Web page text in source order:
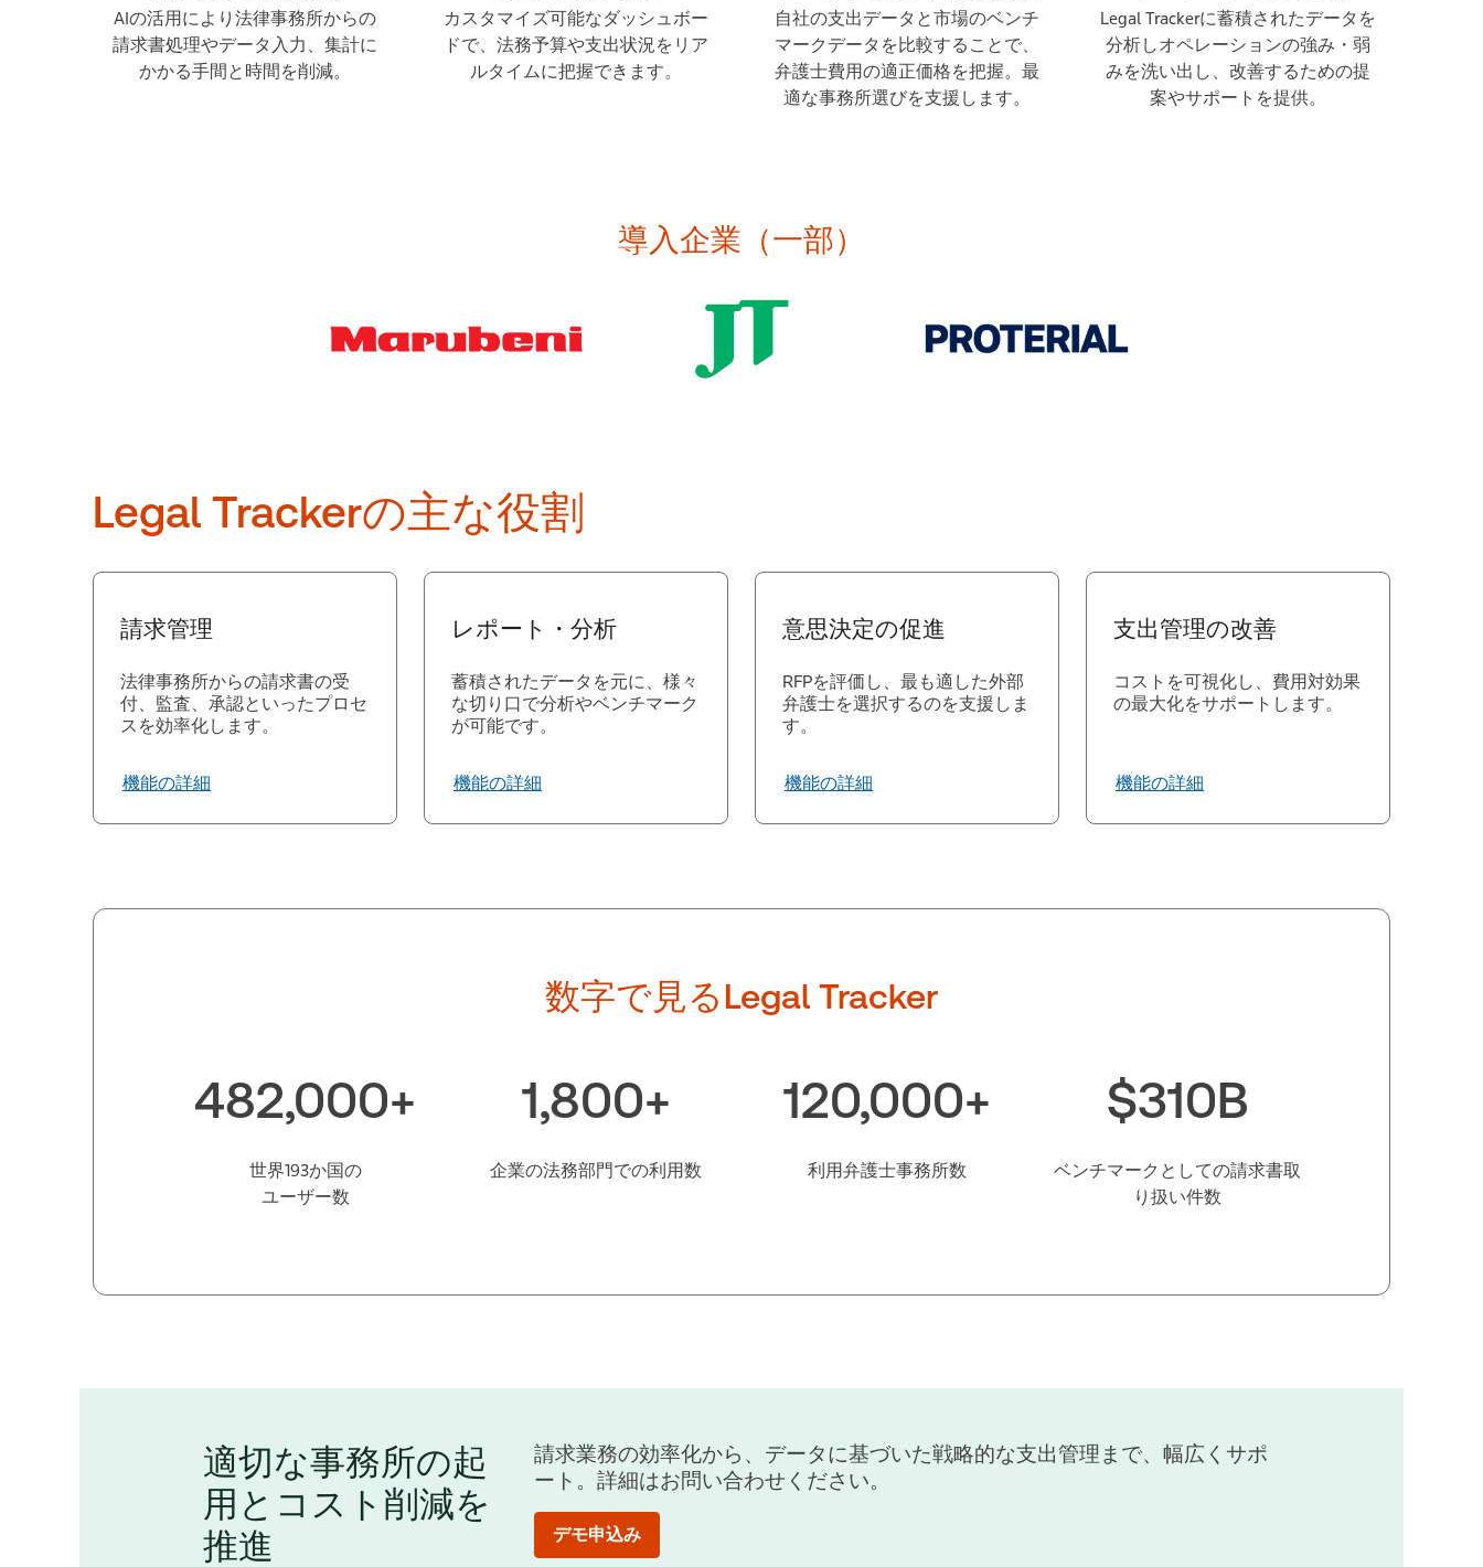
AIの活用により法律事務所からの
請求書処理やデータ入力、集計に
かかる手間と時間を削減。
カスタマイズ可能なダッシュボー
ドで、法務予算や支出状況をリア
ルタイムに把握できます。
自社の支出データと市場のベンチ
マークデータを比較することで、
弁護士費用の適正価格を把握。最
適な事務所選びを支援します。
Legal Trackerに蓄積されたデータを
分析しオペレーションの強み・弱
みを洗い出し、改善するための提
案やサポートを提供。
導入企業（一部）
Legal Trackerの主な役割
請求管理
法律事務所からの請求書の受
付、監査、承認といったプロセ
スを効率化します。
機能の詳細
レポート・分析
蓄積されたデータを元に、様々
な切り口で分析やベンチマーク
が可能です。
機能の詳細
意思決定の促進
RFPを評価し、最も適した外部
弁護士を選択するのを支援しま
す。
機能の詳細
支出管理の改善
コストを可視化し、費用対効果
の最大化をサポートします。
機能の詳細
数字で見るLegal Tracker
482,000+
世界193か国の
ユーザー数
1,800+
企業の法務部門での利用数
120,000+
利用弁護士事務所数
$310B
ベンチマークとしての請求書取
り扱い件数
適切な事務所の起
用とコスト削減を
推進
請求業務の効率化から、データに基づいた戦略的な支出管理まで、幅広くサポ
ート。詳細はお問い合わせください。
デモ申込み​